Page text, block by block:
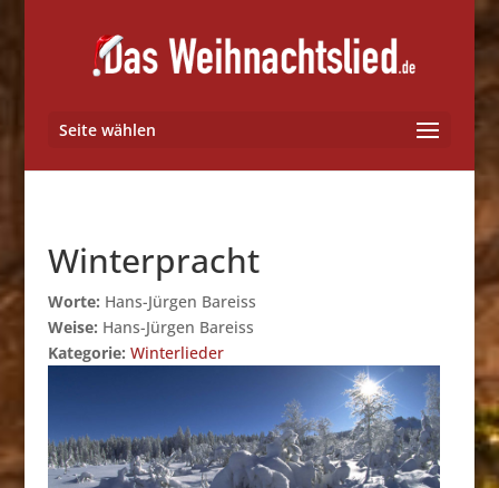
Seite wählen
Winterpracht
Worte: Hans-Jürgen Bareiss
Weise: Hans-Jürgen Bareiss
Kategorie: Winterlieder